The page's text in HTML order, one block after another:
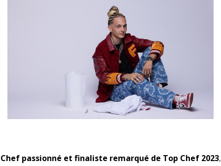
Chef passionné et finaliste remarqué de Top Chef 2023,